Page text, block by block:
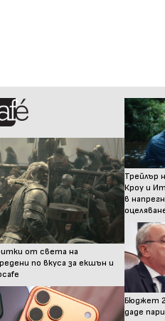
от света на
по вкуса за екшън и
Трейлър
Кроу и
в
Бюджет
даде